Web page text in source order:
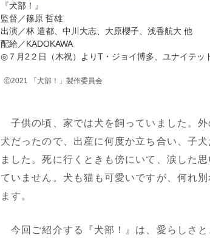
『犬部！』
監督／篠原 哲雄
出演／林 遣都、中川大志、大原櫻子、浅香航大 他
配給／KADOKAWA
◎７月2２日（木祝）よりT・ジョイ博多、ユナイテッ
Ⓒ2021 「犬部！」製作委員会
子供の頃、家では犬を飼っていました。
犬だったので、出産に何度か立ち合い、子
ました。死に行くときも傍にいて、涙した
ていません。犬も猫も可愛いですが、何れ
ます。
今回ご紹介する『犬部！』は、愛らしさ